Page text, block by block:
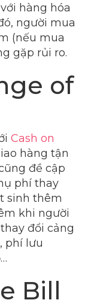
hàng hóa
người mua
(nếu mua
gặp rủi ro.
of
Cash on
hàng tận
đề cập
phí thay
sinh thêm
khi người
đổi cảng
phí lưu
Bill